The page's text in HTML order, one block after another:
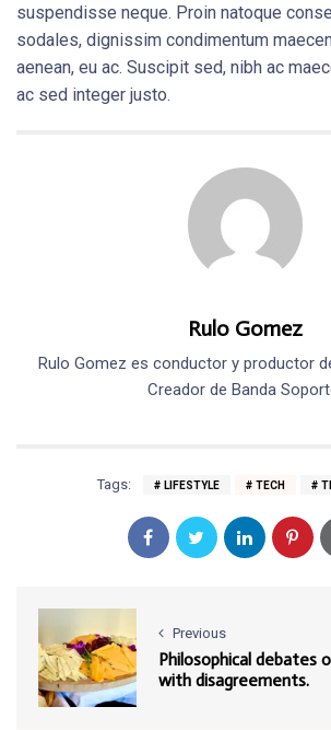
suspendisse neque. Proin natoque
sodales, dignissim condimentum
aenean, eu ac. Suscipit sed, nibh ac
ac sed integer justo.
Rulo Gomez
Rulo Gomez es conductor y productor
Creador de Banda
Tags: LIFESTYLE TECH
Previous
Philosophical debates
with disagreements.